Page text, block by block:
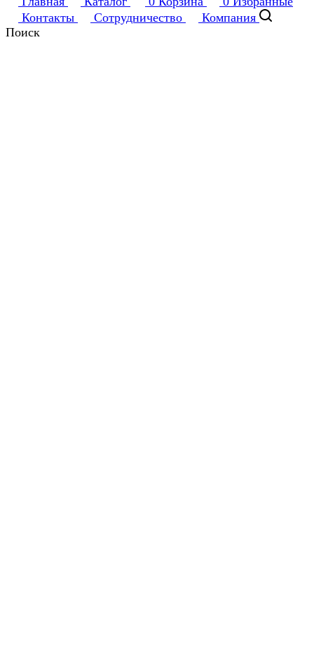
Контакты
Сотрудничество
Компания
Поиск